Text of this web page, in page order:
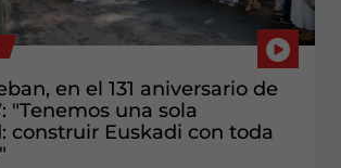
en el 131 aniversario de
"Tenemos una sola
construir Euskadi con toda